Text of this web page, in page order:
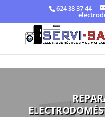
624 38 37 44